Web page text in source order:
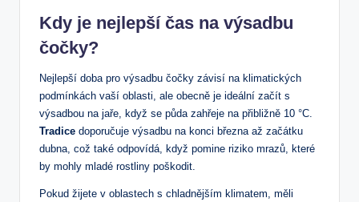
Kdy je nejlepší čas na výsadbu
čočky?
Nejlepší doba pro výsadbu čočky závisí na klimatických
podmínkách vaší oblasti, ale obecně je ideální začít s
výsadbou na jaře, když se půda zahřeje na přibližně 10 °C.
Tradice doporučuje výsadbu na konci března až začátku
dubna, což také odpovídá, když pomine riziko mrazů, které
by mohly mladé rostliny poškodit.
Pokud žijete v oblastech s chladnějším klimatem, měli